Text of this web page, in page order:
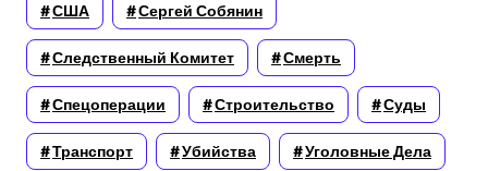
США Сергей Собянин
Следственный Комитет Смерть
Спецоперации Строительство Суды
Транспорт Убийства Уголовные Дела